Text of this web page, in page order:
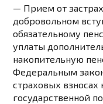
— Прием от
добровольном
обязательному
уплаты
накопительную
Федеральным
страховых
государственной